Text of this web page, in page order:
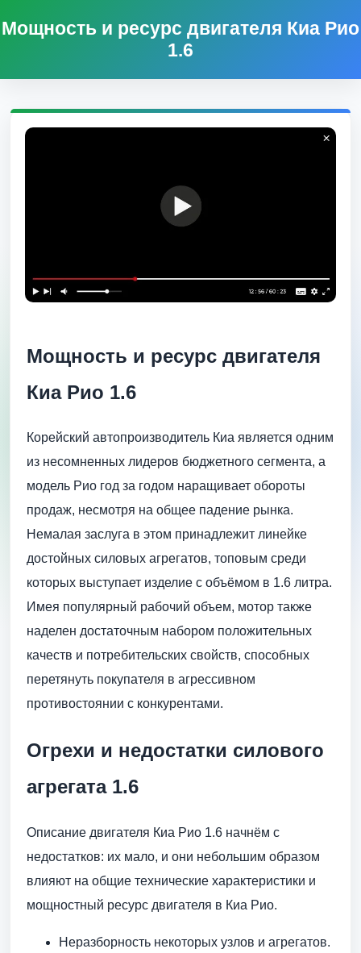
Мощность и ресурс двигателя Киа Рио
1.6
Мощность и ресурс двигателя
Киа Рио 1.6
Корейский автопроизводитель Киа является одним
из несомненных лидеров бюджетного сегмента, а
модель Рио год за годом наращивает обороты
продаж, несмотря на общее падение рынка.
Немалая заслуга в этом принадлежит линейке
достойных силовых агрегатов, топовым среди
которых выступает изделие с объёмом в 1.6 литра.
Имея популярный рабочий объем, мотор также
наделен достаточным набором положительных
качеств и потребительских свойств, способных
перетянуть покупателя в агрессивном
противостоянии с конкурентами.
Огрехи и недостатки силового
агрегата 1.6
Описание двигателя Киа Рио 1.6 начнём с
недостатков: их мало, и они небольшим образом
влияют на общие технические характеристики и
мощностный ресурс двигателя в Киа Рио.
Неразборность некоторых узлов и агрегатов.